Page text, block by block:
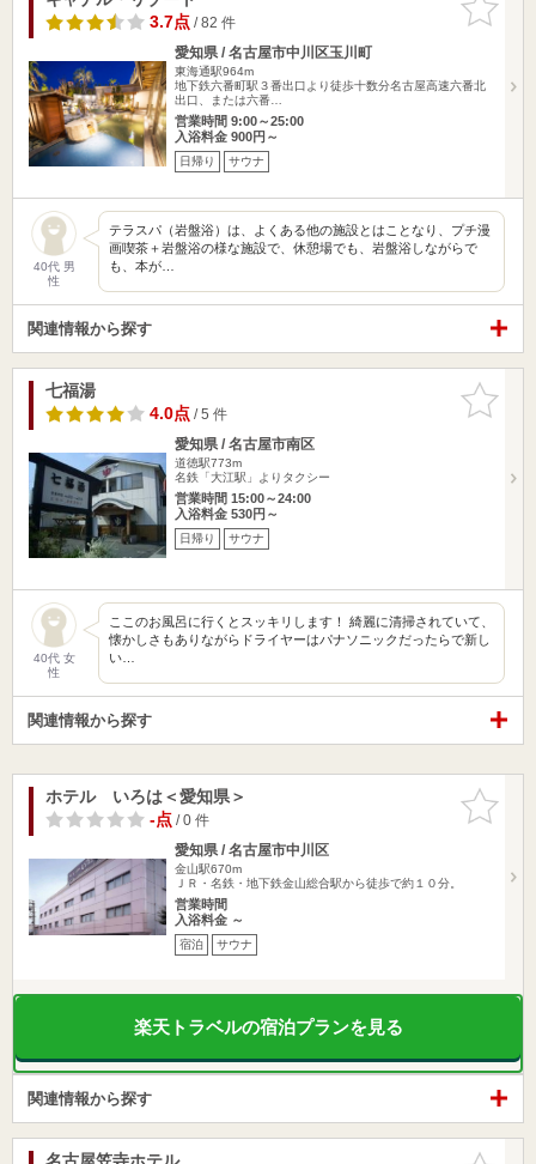
りに追加
3.7点/ 82 件
愛知県 / 名古屋市中川区玉川町
東海通駅964m
地下鉄六番町駅３番出口より徒歩十数分名古屋高速六番北
出口、または六番…
営業時間 9:00～25:00
入浴料金 900円～
日帰り サウナ
40代 男
性
テラスパ（岩盤浴）は、よくある他の施設とはことなり、プチ漫
画喫茶＋岩盤浴の様な施設で、休憩場でも、岩盤浴しながらで
も、本が…
関連情報から探す
お気に入
りに追加
七福湯
4.0点/ 5 件
愛知県 / 名古屋市南区
道徳駅773m
名鉄「大江駅」よりタクシー
営業時間 15:00～24:00
入浴料金 530円～
日帰り サウナ
40代 女
性
ここのお風呂に行くとスッキリします！ 綺麗に清掃されていて、
懐かしさもありながらドライヤーはパナソニックだったらで新し
い…
関連情報から探す
お気に入
りに追加
ホテル いろは＜愛知県＞
-点/ 0 件
愛知県 / 名古屋市中川区
金山駅670m
ＪＲ・名鉄・地下鉄金山総合駅から徒歩で約１０分。
営業時間
入浴料金 ～
宿泊 サウナ
楽天トラベルの宿泊プランを見る
関連情報から探す
お気に入
名古屋笠寺ホテル